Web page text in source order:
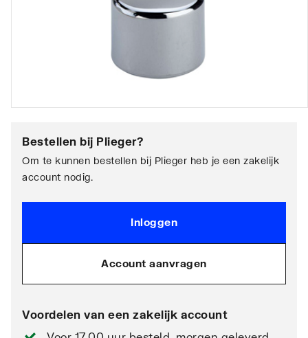
Bestellen bij Plieger?
Om te kunnen bestellen bij Plieger heb je een zakelijk
account nodig.
Inloggen
Account aanvragen
Voordelen van een zakelijk account